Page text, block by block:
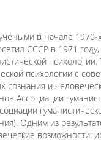
в начале
СССР в 1971
психологии с
и
Ассоциации
Одним из
возможности: